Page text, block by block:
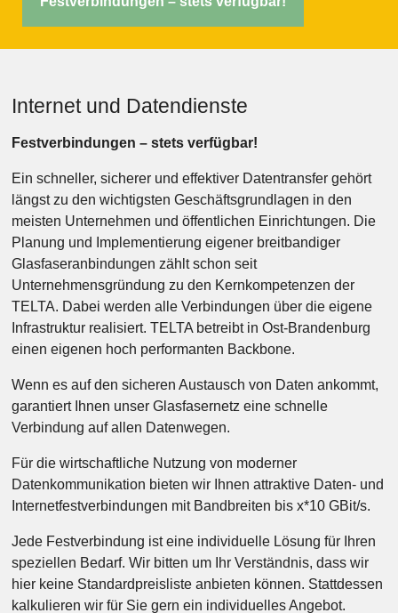
Internet und Datendienste
Festverbindungen – stets verfügbar!
Ein schneller, sicherer und effektiver Datentransfer gehört
längst zu den wichtigsten Geschäftsgrundlagen in den
meisten Unternehmen und öffentlichen Einrichtungen. Die
Planung und Implementierung eigener breitbandiger
Glasfaseranbindungen zählt schon seit
Unternehmensgründung zu den Kernkompetenzen der
TELTA. Dabei werden alle Verbindungen über die eigene
Infrastruktur realisiert. TELTA betreibt in Ost-Brandenburg
einen eigenen hoch performanten Backbone.
Wenn es auf den sicheren Austausch von Daten ankommt,
garantiert Ihnen unser Glasfasernetz eine schnelle
Verbindung auf allen Datenwegen.
Für die wirtschaftliche Nutzung von moderner
Datenkommunikation bieten wir Ihnen attraktive Daten- und
Internetfestverbindungen mit Bandbreiten bis x*10 GBit/s.
Jede Festverbindung ist eine individuelle Lösung für Ihren
speziellen Bedarf. Wir bitten um Ihr Verständnis, dass wir
hier keine Standardpreisliste anbieten können. Stattdessen
kalkulieren wir für Sie gern ein individuelles Angebot.